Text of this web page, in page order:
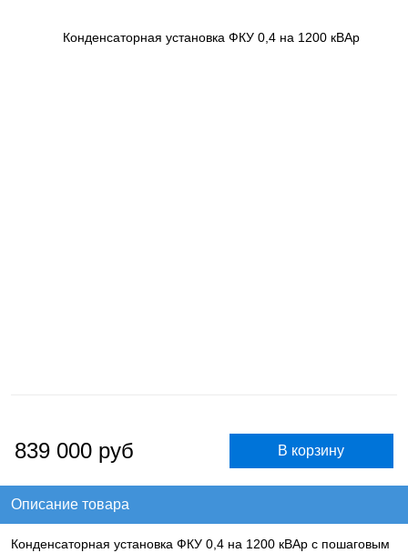
839 000 руб
Описание товара
Конденсаторная установка ФКУ 0,4 на 1200 кВАр с пошаговым